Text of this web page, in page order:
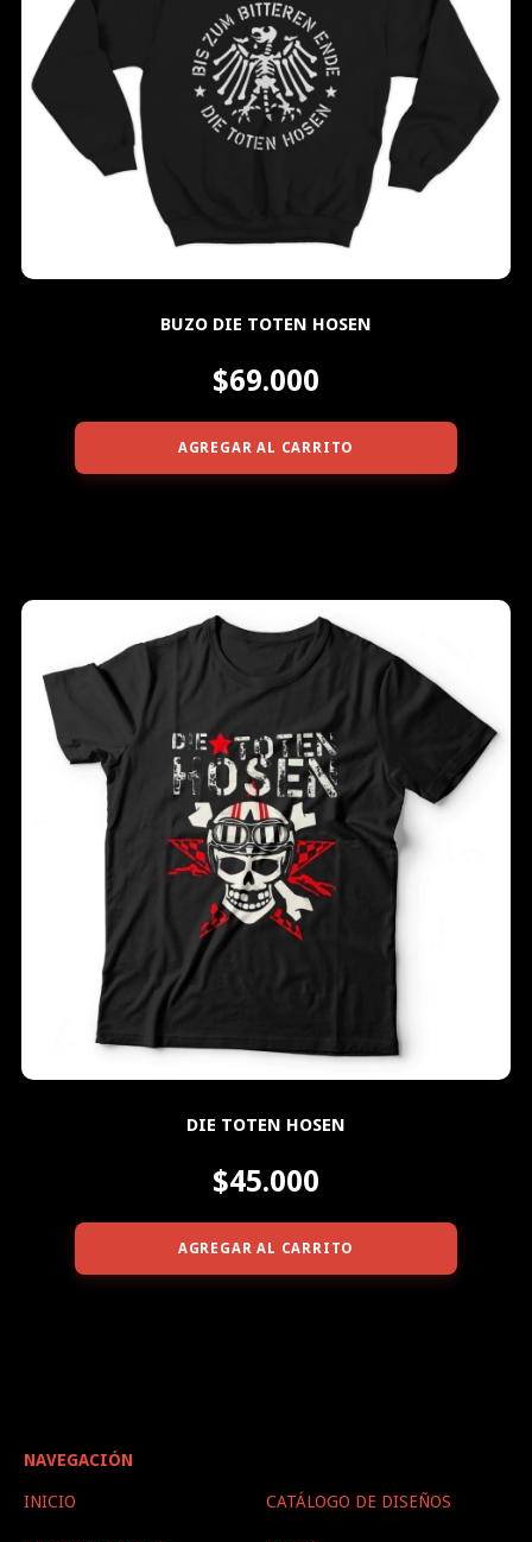
BUZO DIE TOTEN HOSEN
$69.000
AGREGAR AL CARRITO
DIE TOTEN HOSEN
$45.000
AGREGAR AL CARRITO
NAVEGACIÓN
INICIO CATÁLOGO DE DISEÑOS